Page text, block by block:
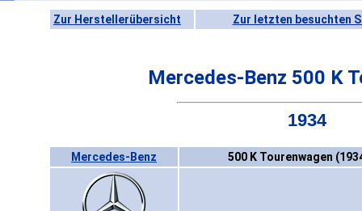
Zur Herstellerübersicht Zur letzten besuchten
Mercedes-Benz 500 K
1934
Mercedes-Benz 500 K Tourenwagen